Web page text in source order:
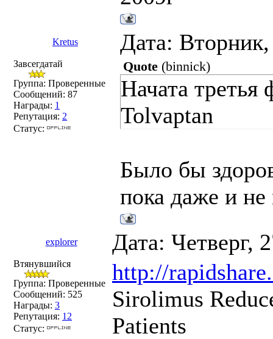
Kretus Дата:
Завсегдатай
Группа: Проверенные
Сообщений: 87
Награды: 1
Репутация: 2
Статус:
Quote (binnick)
Начата третья
Tolvaptan
Было бы
пока даже и не
explorer Дата: Четверг,
Втянувшийся
Группа: Проверенные
Сообщений: 525
Награды: 3
Репутация: 12
Статус:
http://
Sirolimus
Patients